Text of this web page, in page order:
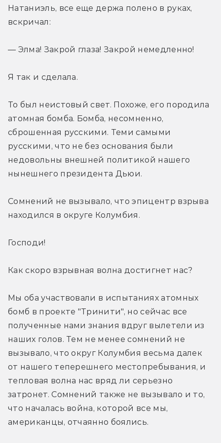
Натаниэль, все еще держа полено в руках,
вскричал:
— Элма! Закрой глаза! Закрой немедленно!
Я так и сделала.
То был неистовый свет. Похоже, его породила
атомная бомба. Бомба, несомненно,
сброшенная русскими. Теми самыми
русскими, что не без основания были
недовольны внешней политикой нашего
нынешнего президента Дьюи.
Сомнений не вызывало, что эпицентр взрыва
находился в округе Колумбия.
Господи!
Как скоро взрывная волна достигнет нас?
Мы оба участвовали в испытаниях атомных
бомб в проекте "Тринити", но сейчас все
полученные нами знания вдруг вылетели из
наших голов. Тем не менее сомнений не
вызывало, что округ Колумбия весьма далек
от нашего теперешнего местопребывания, и
тепловая волна нас вряд ли серьезно
затронет. Сомнений также не вызывало и то,
что началась война, которой все мы,
американцы, отчаянно боялись.